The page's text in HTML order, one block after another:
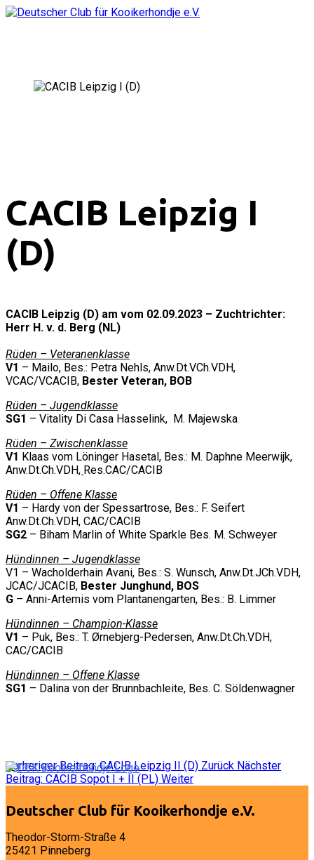
CACIB Leipzig I
(D)
CACIB Leipzig (D) am vom 02.09.2023 – Zuchtrichter:
Herr H. v. d. Berg (NL)
Rüden – Veteranenklasse
V1 – Mailo, Bes.: Petra Nehls, Anw.Dt.VCh.VDH,
VCAC/VCACIB, Bester Veteran, BOB
Rüden – Jugendklasse
SG1 – Vitality Di Casa Hasselink, M. Majewska
Rüden – Zwischenklasse
V1 Klaas vom Löninger Hasetal, Bes.: M. Daphne Meerwijk,
Anw.Dt.Ch.VDH, Res.CAC/CACIB
Rüden – Offene Klasse
V1 – Hardy von der Spessartrose, Bes.: F. Seifert
Anw.Dt.Ch.VDH, CAC/CACIB
SG2 – Biham Marlin of White Sparkle Bes. M. Schweyer
Hündinnen – Jugendklasse
V1 – Wacholderhain Avani, Bes.: S. Wunsch, Anw.Dt.JCh.VDH,
JCAC/JCACIB, Bester Junghund, BOS
G – Anni-Artemis vom Plantanengarten, Bes.: B. Limmer
Hündinnen – Champion-Klasse
V1 – Puk, Bes.: T. Ørnebjerg-Pedersen, Anw.Dt.Ch.VDH,
CAC/CACIB
Hündinnen – Offene Klasse
SG1 – Dalina von der Brunnbachleite, Bes. C. Söldenwagner
Vorheriger Beitrag: CACIB Leipzig II (D) Zurück Nächster
Beitrag: CACIB Sopot I + II (PL) Weiter
Deutscher Club für Kooikerhondje e.V.
Theodor-Storm-Straße 4
25421 Pinneberg